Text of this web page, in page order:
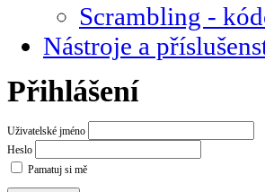
Scrambling -
Nástroje a
Přihlášení
Uživatelské jméno
Heslo
Pamatuj si mě